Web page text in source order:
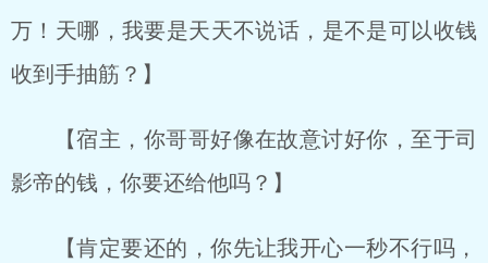
万！天哪，我要是天天不说话，是不是可以收钱
收到手抽筋？】
【宿主，你哥哥好像在故意讨好你，至于司
影帝的钱，你要还给他吗？】
【肯定要还的，你先让我开心一秒不行吗，